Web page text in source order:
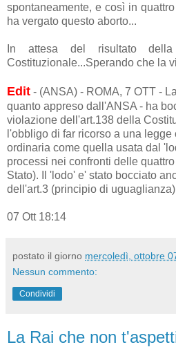
spontaneamente, e così in
ha vergato questo aborto...
In attesa del risultato
Costituzionale...Sperando che la
Edit - (ANSA) - ROMA, 7 OTT -
quanto appreso dall'ANSA - ha
violazione dell'art.138 della
l'obbligo di far ricorso a una
ordinaria come quella usata dal
processi nei confronti delle
Stato). Il 'lodo' e' stato bocciato
dell'art.3 (principio di
07 Ott 18:14
postato il giorno mercoledì, ottobre
Nessun commento:
Condividi
La Rai che non